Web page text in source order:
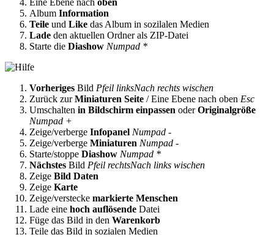
Album Information
Teile und Like das Album in sozilalen Medien
Lade den aktuellen Ordner als ZIP-Datei
Starte die Diashow Numpad *
Vorheriges Bild Pfeil linksNach rechts wischen
Zurück zurMiniaturen Seite / Eine Ebene nach oben Esc
Umschalten in Bildschirm einpassen oderOriginalgröße
Numpad +
Zeige/verberge Infopanel Numpad -
Zeige/verberge Miniaturen Numpad -
Starte/stoppe Diashow Numpad *
Nächstes Bild Pfeil rechtsNach links wischen
Zeige Bild Daten
Zeige Karte
Zeige/verstecke markierte Menschen
Lade eine hoch auflösende Datei
Füge das Bild in den Warenkorb
Teile das Bild in sozialen Medien